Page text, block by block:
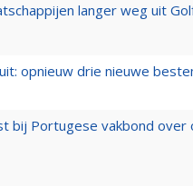
langer weg uit
opnieuw drie nieuwe
bij Portugese vakbond over